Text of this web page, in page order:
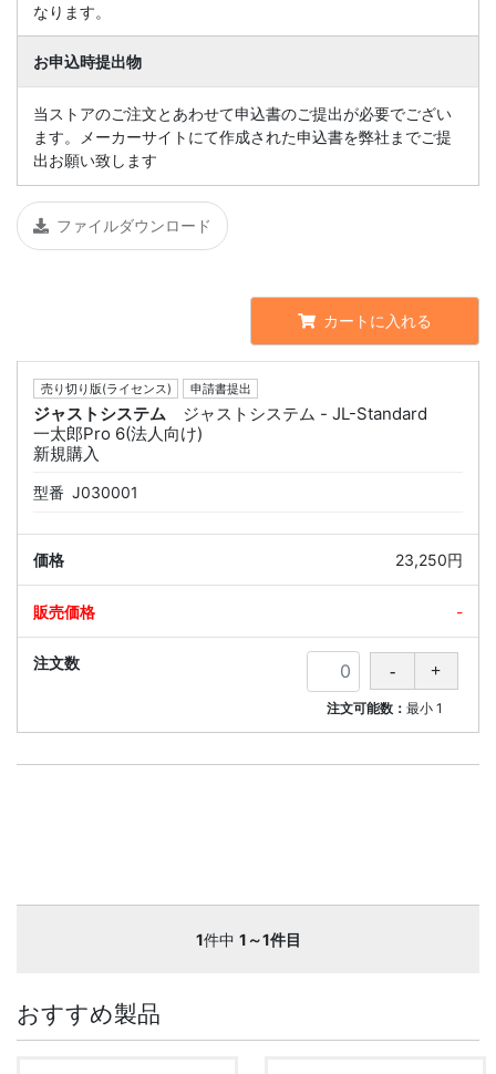
なります。
お申込時提出物
当ストアのご注文とあわせて申込書のご提出が必要でござい
ます。メーカーサイトにて作成された申込書を弊社までご提
出お願い致します
ファイルダウンロード
カートに入れる
売り切り版(ライセンス) 申請書提出
ジャストシステム
ジャストシステム - JL-Standard
一太郎Pro 6(法人向け)
新規購入
型番 J030001
23,250円
-
注文可能数：最小 1
1件中 1～1件目
おすすめ製品